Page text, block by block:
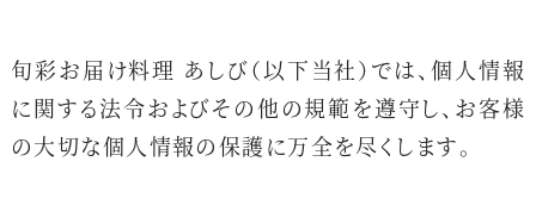
旬彩お届け料理 あしび（以下当社）では、 個人情報
に関する法令およびその他の規範を遵守し、お客様
の大切な個人情報の保護に万全を尽くします。